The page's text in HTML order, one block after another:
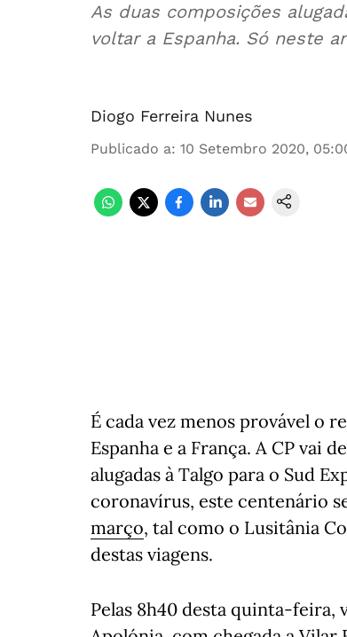
As duas composições
voltar a Espanha. Só neste
Diogo Ferreira Nunes
Publicado a: 10 Setembro 2020,
É cada vez menos provável o
Espanha e a França. A CP vai
alugadas à Talgo para o Sud
coronavírus, este centenário
março, tal como o Lusitânia
destas viagens.
Pelas 8h40 desta quinta-feira,